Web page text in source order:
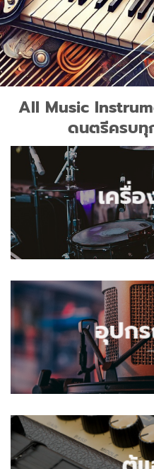
All Music
ดนตรีครบทุ
เครื่
อุปก